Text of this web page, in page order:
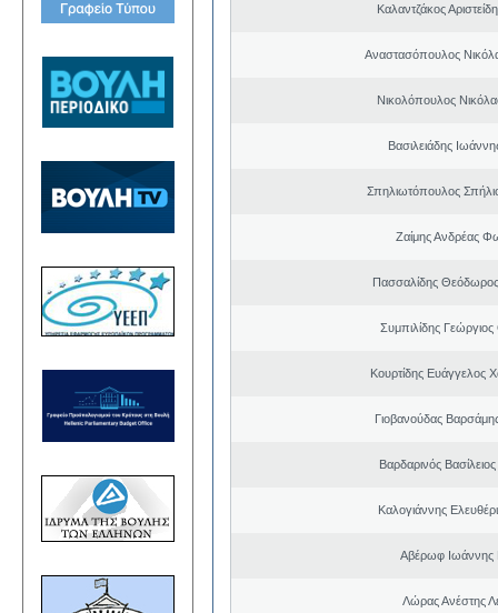
Καλαντζάκος
Αναστασόπουλος
Νικολόπουλος
Βασιλειάδης
Σπηλιωτόπουλος
Ζαίμης Ανδρέας
Πασσαλίδης
Συμπιλίδης
Κουρτίδης Ευάγγελος
Γιοβανούδας
Βαρδαρινός
Καλογιάννης
Αβέρωφ Ιωάννης
Λώρας Ανέστης